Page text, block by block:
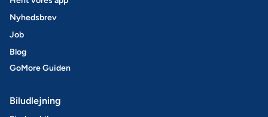
Nyhedsbrev
Job
Blog
GoMore Guiden
Biludlejning